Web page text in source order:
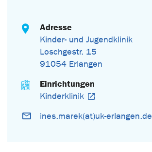
Adresse
Kinder- und Jugendklinik
Loschgestr. 15
91054 Erlangen
Einrichtungen
Kinderklinik
ines.marek(at)uk-erlangen.de